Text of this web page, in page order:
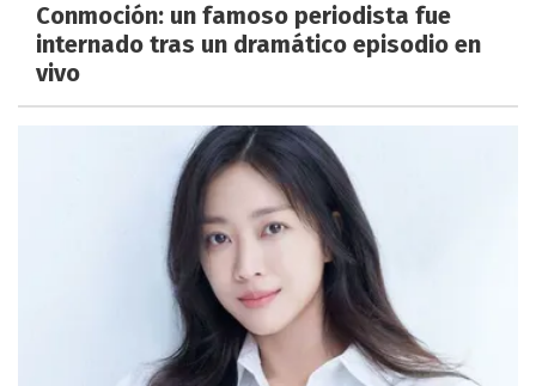
Conmoción: un famoso periodista fue
internado tras un dramático episodio en
vivo